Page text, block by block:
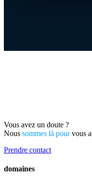
Vous avez un doute ?
Nous sommes là pourvous
Prendre contact
domaines